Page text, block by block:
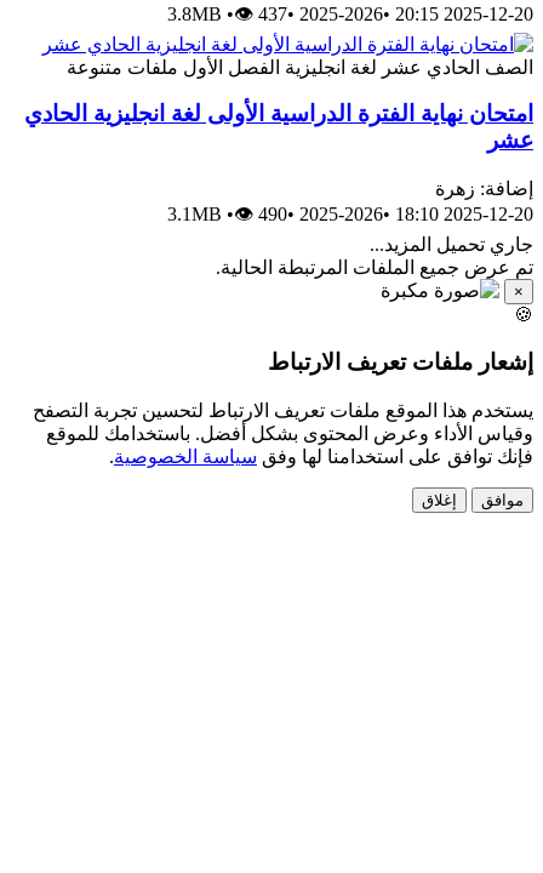
2025-
•
2025-2026
•
3.8MB • 👁 437
عشر لغة انجليزية الفصل الأول ملفات متنوعة
نهاية الفترة الدراسية الأولى لغة انجليزية الحادي
زهرة
2025-
•
2025-2026
•
3.1MB • 👁 490
المزيد...
جميع الملفات المرتبطة الحالية.
ملفات تعريف الارتباط
هذا الموقع ملفات تعريف الارتباط لتحسين تجربة التصفح
الأداء وعرض المحتوى بشكل أفضل. باستخدامك للموقع
على استخدامنا لها وفقسياسة الخصوصية.
إغلاق